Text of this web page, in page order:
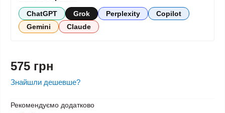
ChatGPT Grok Perplexity
Copilot
Gemini
Claude
575 грн
Знайшли дешевше?
Рекомендуємо додатково